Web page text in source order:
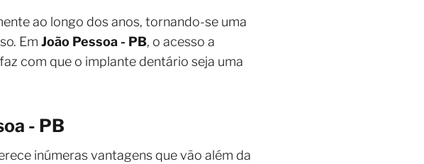
ao longo dos anos, tornando-se uma
Em João Pessoa - PB, o acesso a
com que o implante dentário seja uma
- PB
inúmeras vantagens que vão além da